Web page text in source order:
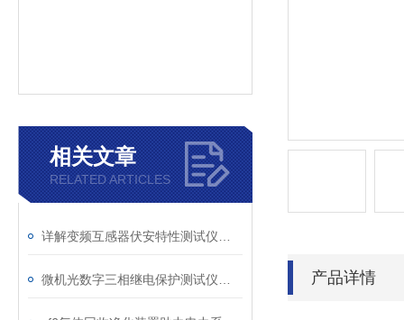
相关文章
RELATED ARTICLES
产品详情